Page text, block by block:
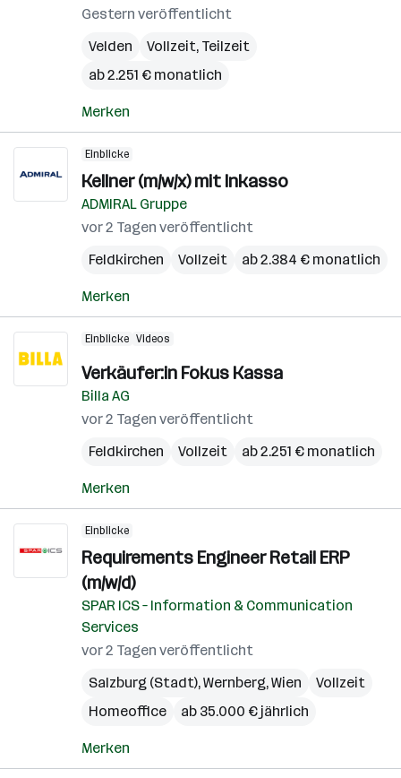
Gestern veröffentlicht
Velden
Vollzeit, Teilzeit
ab 2.251 € monatlich
Merken
Einblicke
Kellner (m/w/x) mit Inkasso
ADMIRAL Gruppe
vor 2 Tagen veröffentlicht
Feldkirchen
Vollzeit ab 2.384 € monatlich
Merken
Einblicke Videos
Verkäufer:in Fokus Kassa
Billa AG
vor 2 Tagen veröffentlicht
Feldkirchen
Vollzeit ab 2.251 € monatlich
Merken
Einblicke
Requirements Engineer Retail ERP
(m/w/d)
SPAR ICS – Information & Communication
Services
vor 2 Tagen veröffentlicht
Salzburg (Stadt),Wernberg,Wien
Vollzeit
Homeoffice
ab 35.000 € jährlich
Merken